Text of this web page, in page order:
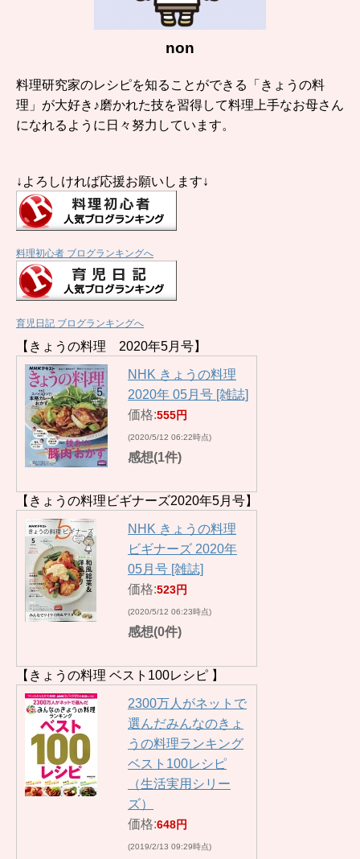
non
料理研究家のレシピを知ることができる「きょうの料
理」が大好き♪磨かれた技を習得して料理上手なお母さん
になれるように日々努力しています。
↓よろしければ応援お願いします↓
料理初心者 ブログランキングへ
育児日記 ブログランキングへ
【きょうの料理 2020年5月号】
NHK きょうの料理
2020年 05月号 [雑誌]
価格:555円
(2020/5/12 06:22時点)
感想(1件)
【きょうの料理ビギナーズ2020年5月号】
NHK きょうの料理
ビギナーズ 2020年
05月号 [雑誌]
価格:523円
(2020/5/12 06:23時点)
感想(0件)
【きょうの料理 ベスト100レシピ 】
2300万人がネットで
選んだみんなのきょ
うの料理ランキング
ベスト100レシピ
（生活実用シリー
ズ）
価格:648円
(2019/2/13 09:29時点)